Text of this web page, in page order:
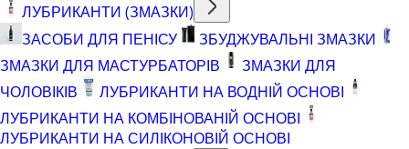
ЛУБРИКАНТИ (ЗМАЗКИ)
ЗАСОБИ ДЛЯ ПЕНІСУ
ЗБУДЖУВАЛЬНІ ЗМАЗКИ
ЗМАЗКИ ДЛЯ МАСТУРБАТОРІВ
ЗМАЗКИ ДЛЯ
ЧОЛОВІКІВ
ЛУБРИКАНТИ НА ВОДНІЙ ОСНОВІ
ЛУБРИКАНТИ НА КОМБІНОВАНІЙ ОСНОВІ
ЛУБРИКАНТИ НА СИЛІКОНОВІЙ ОСНОВІ